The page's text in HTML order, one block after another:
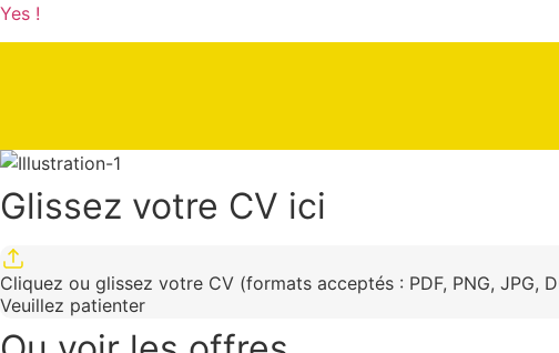
Yes !
Glissez votre CV ici
Cliquez ou glissez votre CV (formats acceptés : PDF, PNG,
Veuillez patienter